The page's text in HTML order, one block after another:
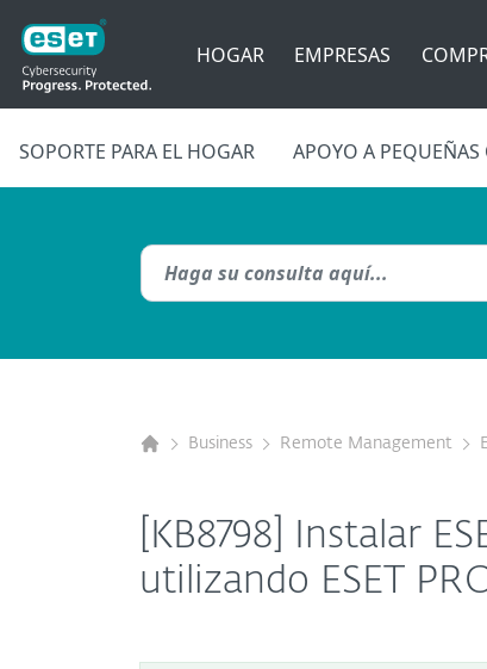
HOGAR EMPRESAS
SOPORTE PARA EL HOGAR APOYO A PEQUEÑAS
Business Remote Management
[KB8798] Instalar
utilizando ESET